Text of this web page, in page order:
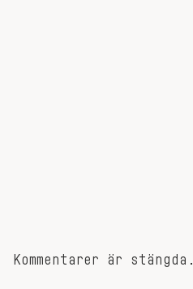
Kommentarer är stängda.